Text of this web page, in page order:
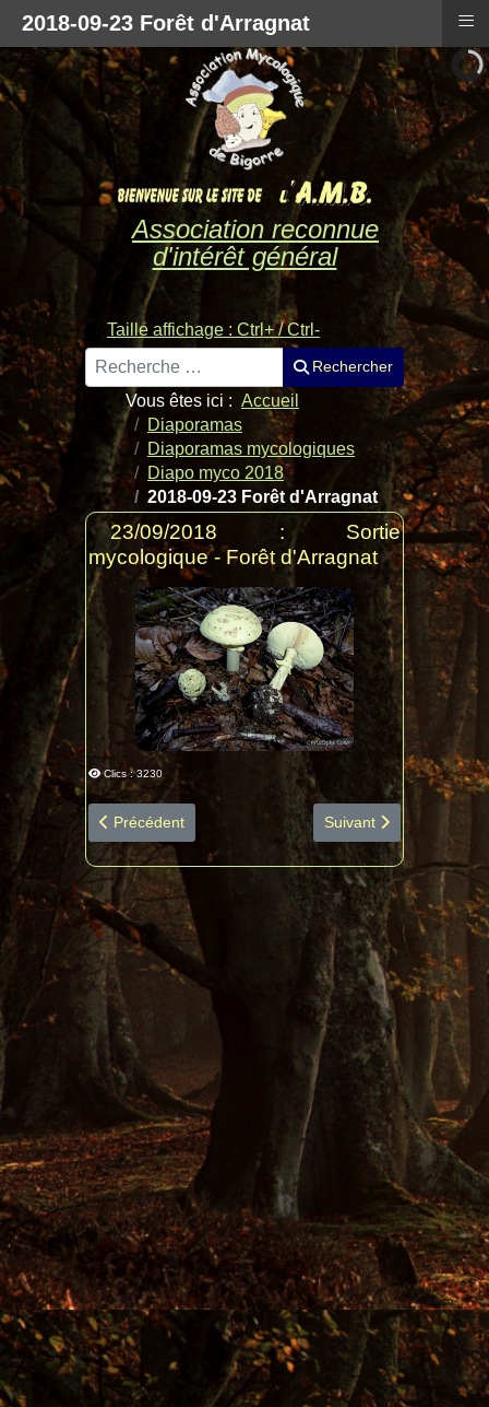
Association reconnue
d'intérêt général
Taille affichage : Ctrl+ / Ctrl-
Rechercher
Rechercher
Vous êtes ici : Accueil
Diaporamas
Diaporamas mycologiques
Diapo myco 2018
2018-09-23 Forêt d'Arragnat
23/09/2018 : Sortie
mycologique - Forêt d'Arragnat
Clics : 3230
Article précédent : 2018-10-14 Expo Séméac diapo salle
Précédent Article suivant : 2018-
Suivant
2018-09-23 Forêt d'Arragnat ≡